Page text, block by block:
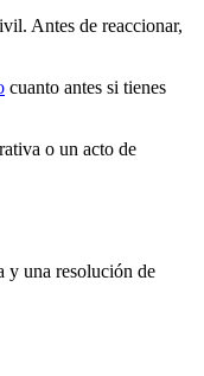
Antes de reaccionar,
cuanto antes si tienes
o un acto de
y una resolución de